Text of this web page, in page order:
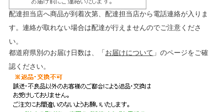
配達担当店へ商品が到着次第、配達担当店から電話連絡が入りま
す。連絡が取れない場合は配達が行えませんのでご注意くださ
い。
都道府県別のお届け日数は、「お届けについて 」のページをご確
認ください。